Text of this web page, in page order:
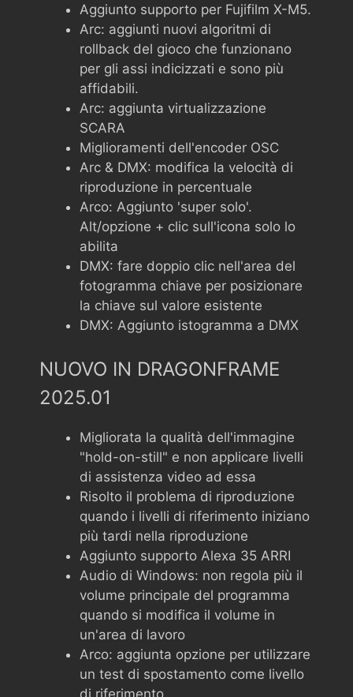
Aggiunto supporto per Fujifilm X-M5.
Arc: aggiunti nuovi algoritmi di
rollback del gioco che funzionano
per gli assi indicizzati e sono più
affidabili.
Arc: aggiunta virtualizzazione
SCARA
Miglioramenti dell'encoder OSC
Arc & DMX: modifica la velocità di
riproduzione in percentuale
Arco: Aggiunto 'super solo'.
Alt/opzione + clic sull'icona solo lo
abilita
DMX: fare doppio clic nell'area del
fotogramma chiave per posizionare
la chiave sul valore esistente
DMX: Aggiunto istogramma a DMX
NUOVO IN DRAGONFRAME
2025.01
Migliorata la qualità dell'immagine
"hold-on-still" e non applicare livelli
di assistenza video ad essa
Risolto il problema di riproduzione
quando i livelli di riferimento iniziano
più tardi nella riproduzione
Aggiunto supporto Alexa 35 ARRI
Audio di Windows: non regola più il
volume principale del programma
quando si modifica il volume in
un'area di lavoro
Arco: aggiunta opzione per utilizzare
un test di spostamento come livello
di riferimento